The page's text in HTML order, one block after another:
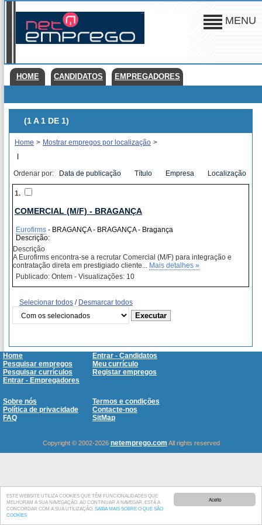
Aceito
ESTE WEBSITE UTILIZA COOKIES QUE TÊM FUNCIONALIDADES QUE
MELHORAM A SUA NAVEGAÇÃO. AO CONTINUAR A NAVEGAR, ESTÁ A
CONCORDAR COM A SUA UTILIZAÇÃO. SAIBA MAIS SOBRE O QUE SÃO
COOKIES
MENU
HOME CANDIDATOS EMPREGADORES
(1 A 1 DE 1)
Home > Mostrar empregos por localização >
|
Ordenar por: Data de publicação Título Empresa Localização
1.
COMERCIAL (M/F) - BRAGANÇA
Eurofirms - BRAGANÇA - BRAGANÇA - Bragança
Descrição:
Descrição
A Eurofirms encontra-se a recrutar Comercial (M/F) para integração e
contratação direta em prestigiado cliente... Mais detalhes »
Publicado: Ontem - Visualizações: 10
Selecionar todos / Desmarcar todos
Home
Entrar - Candidatos
Pesquisar empregos
Meu currículo
Pesquisar currículos
Registar empregos
Entrar - Empregadores
Sobre nós
Termos e condições
Política de privacidade
Contacte-nos
FAQ
SitMap
Copyright © 2002-2026 netemprego.com All rights reserved